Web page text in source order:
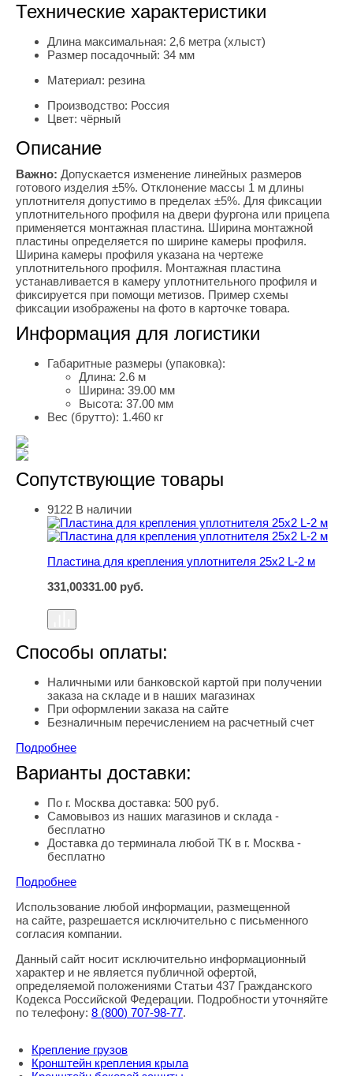
Технические характеристики
Длина максимальная: 2,6 метра (хлыст)
Размер посадочный: 34 мм
Материал: резина
Производство: Россия
Цвет: чёрный
Описание
Важно: Допускается изменение линейных размеров
готового изделия ±5%. Отклонение массы 1 м длины
уплотнителя допустимо в пределах ±5%. Для фиксации
уплотнительного профиля на двери фургона или прицепа
применяется монтажная пластина. Ширина монтажной
пластины определяется по ширине камеры профиля.
Ширина камеры профиля указана на чертеже
уплотнительного профиля. Монтажная пластина
устанавливается в камеру уплотнительного профиля и
фиксируется при помощи метизов. Пример схемы
фиксации изображены на фото в карточке товара.
Информация для логистики
Габаритные размеры (упаковка):
Длина: 2.6 м
Ширина: 39.00 мм
Высота: 37.00 мм
Вес (брутто): 1.460 кг
Сопутствующие товары
Пластина для крепления уплотнителя 25х2 L-2 м
9122 В наличии
Пластина для крепления уплотнителя 25х2 L-2 м
331,00331.00 руб.
Способы оплаты:
Наличными или банковской картой при получении
заказа на складе и в наших магазинах
При оформлении заказа на сайте
Безналичным перечислением на расчетный счет
Подробнее
Варианты доставки:
По г. Москва доставка: 500 руб.
Самовывоз из наших магазинов и склада -
бесплатно
Доставка до терминала любой ТК в г. Москва -
бесплатно
Подробнее
Правовая информация
Использование любой информации, размещенной
на сайте, разрешается исключительно с письменного
согласия компании.
Данный сайт носит исключительно информационный
характер и не является публичной офертой,
определяемой положениями Статьи 437 Гражданского
Кодекса Российской Федерации. Подробности уточняйте
по телефону: 8 (800) 707-98-77.
Крепление грузов
Кронштейн крепления крыла